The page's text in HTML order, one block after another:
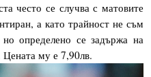
често се случва с матовите
а като трайност не съм
определено се задържа на
Цената му е 7,90лв.